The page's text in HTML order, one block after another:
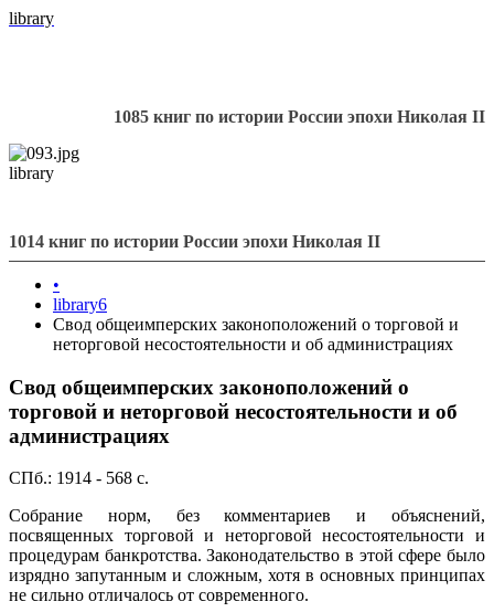
library
1085 книг по истории России эпохи Николая II
library
1014 книг по истории России эпохи Николая II
•
library6
Свод общеимперских законоположений о торговой и
неторговой несостоятельности и об администрациях
Свод общеимперских законоположений о
торговой и неторговой несостоятельности и об
администрациях
СПб.: 1914 - 568 с.
Собрание норм, без комментариев и объяснений,
посвященных торговой и неторговой несостоятельности и
процедурам банкротства. Законодательство в этой сфере было
изрядно запутанным и сложным, хотя в основных принципах
не сильно отличалось от современного.